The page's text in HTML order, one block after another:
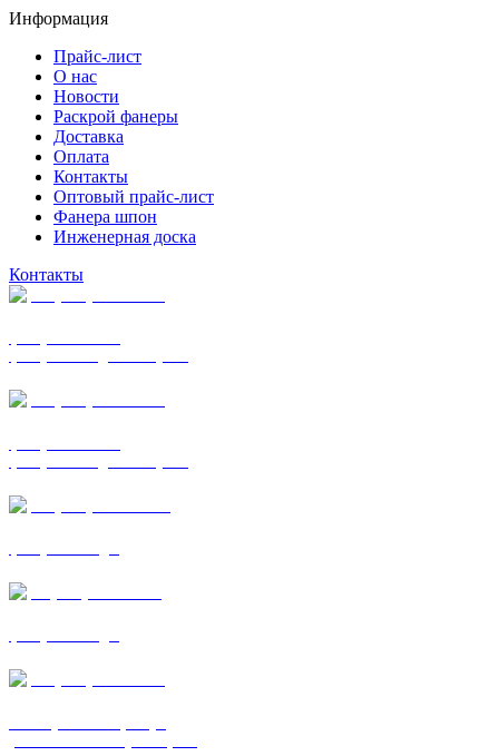
Информация
Прайс-лист
О нас
Новости
Раскрой фанеры
Доставка
Оплата
Контакты
Оптовый прайс-лист
Фанера шпон
Инженерная доска
Контакты